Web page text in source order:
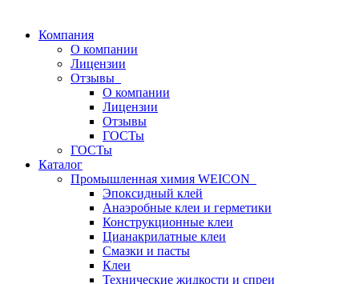
Компания
О компании
Лицензии
Отзывы
О компании
Лицензии
Отзывы
ГОСТы
ГОСТы
Каталог
Промышленная химия WEICON
Эпоксидный клей
Анаэробные клеи и герметики
Конструкционные клеи
Цианакрилатные клеи
Смазки и пасты
Клеи
Технические жидкости и спреи